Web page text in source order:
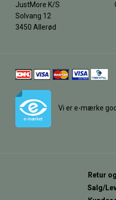
JustMore K/S
Solvang 12
3450 Allerød
Vi er e-mærke
Retur
Salg/